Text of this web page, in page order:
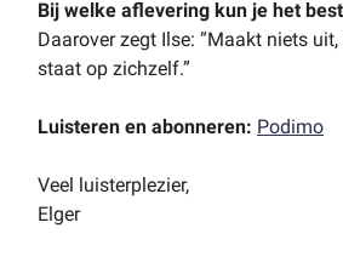
Bij welke aflevering kun je het
Daarover zegt Ilse: “Maakt niets
staat op zichzelf.”
Luisteren en abonneren: Podimo
Veel luisterplezier,
Elger